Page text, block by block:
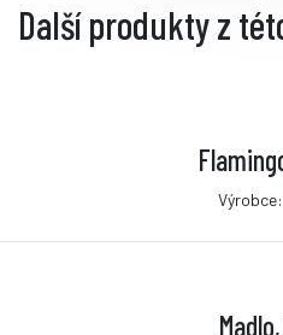
Další produkty z
Výrobce: